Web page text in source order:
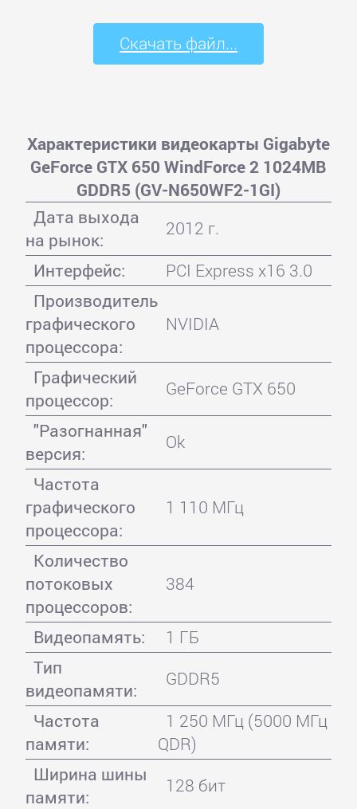
Скачать файл...
Характеристики видеокарты Gigabyte
GeForce GTX 650 WindForce 2 1024MB
GDDR5 (GV-N650WF2-1GI)
Дата выхода
на рынок:
2012 г.
Интерфейс:
PCI Express x16 3.0
Производитель
графического
процессора:
NVIDIA
Графический
процессор:
GeForce GTX 650
"Разогнанная"
версия:
Ok
Частота
графического
процессора:
1 110 МГц
Количество
потоковых
процессоров:
384
Видеопамять:
1 ГБ
Тип
видеопамяти:
GDDR5
Частота
памяти:
1 250 МГц (5000 МГц
QDR)
Ширина шины
памяти:
128 бит